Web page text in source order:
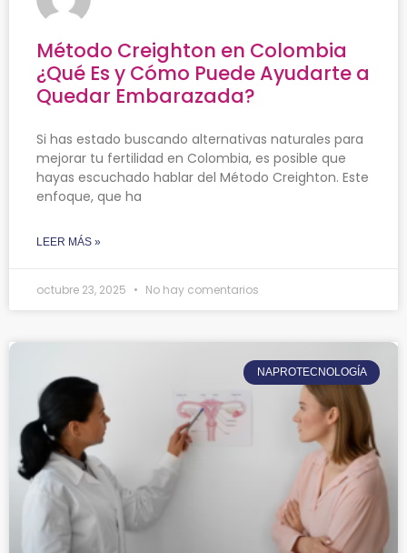
Método Creighton en Colombia
¿Qué Es y Cómo Puede Ayudarte a
Quedar Embarazada?
Si has estado buscando alternativas naturales para
mejorar tu fertilidad en Colombia, es posible que
hayas escuchado hablar del Método Creighton. Este
enfoque, que ha
LEER MÁS »
octubre 23, 2025 No hay comentarios
NAPROTECNOLOGÍA